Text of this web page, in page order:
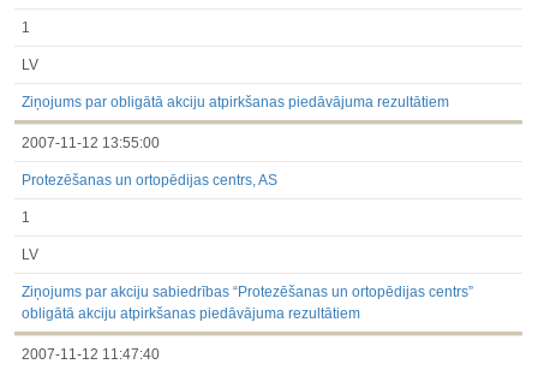
1
LV
Ziņojums par obligātā akciju atpirkšanas piedāvājuma rezultātiem
2007-11-12 13:55:00
Protezēšanas un ortopēdijas centrs, AS
1
LV
Ziņojums par akciju sabiedrības “Protezēšanas un ortopēdijas centrs”
obligātā akciju atpirkšanas piedāvājuma rezultātiem
2007-11-12 11:47:40